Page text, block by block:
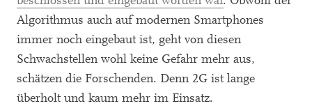
Algorithmus auch auf modernen Smartphones
immer noch eingebaut ist, geht von diesen
Schwachstellen wohl keine Gefahr mehr aus,
schätzen die Forschenden. Denn 2G ist lange
überholt und kaum mehr im Einsatz.